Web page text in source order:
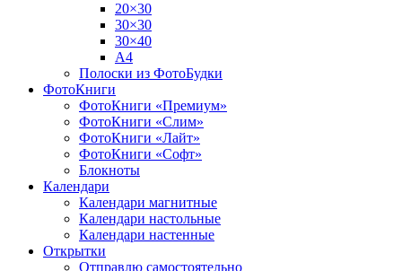
20×30
30×30
30×40
A4
Полоски из ФотоБудки
ФотоКниги
ФотоКниги «Премиум»
ФотоКниги «Слим»
ФотоКниги «Лайт»
ФотоКниги «Софт»
Блокноты
Календари
Календари магнитные
Календари настольные
Календари настенные
Открытки
Отправлю самостоятельно